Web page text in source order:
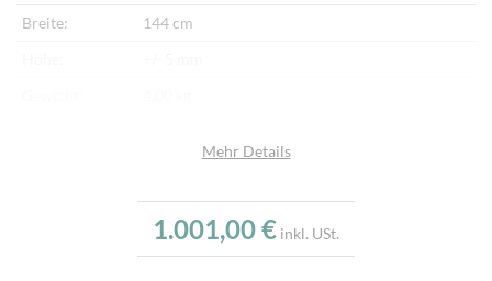
Breite:
144 cm
Schafwolle
Neu
Mehr Details
1.001,00 € inkl. USt.